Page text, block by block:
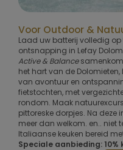
Voor Outdoor &
Laad uw batterij volledig
ontsnapping in Lefay
Active & Balance
het hart van de
van avontuur en
fietstochten, met
rondom. Maak
pittoreske dorpjes. Na deze
meer dan welkom. en.. niet
Italiaanse keuken bereid
Speciale aanbieding: